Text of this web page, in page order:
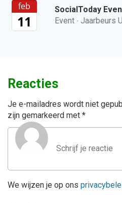
feb
11
SocialToday
Event · Jaarbeurs
Reacties
Je e-mailadres wordt niet
zijn gemarkeerd met *
We wijzen je op ons